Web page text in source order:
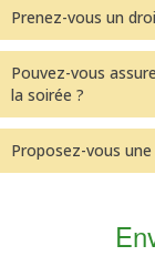
Prenez-vous un
Pouvez-vous
la soirée ?
Proposez-vous